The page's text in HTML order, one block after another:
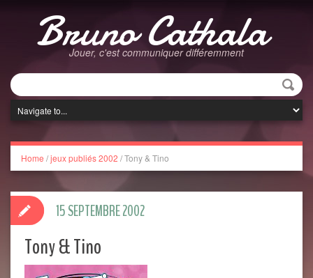
Bruno Cathala
Jouer, c'est communiquer différemment
Home /jeux publiés 2002 /Tony & Tino
Tony & Tino
15 SEPTEMBRE 2002